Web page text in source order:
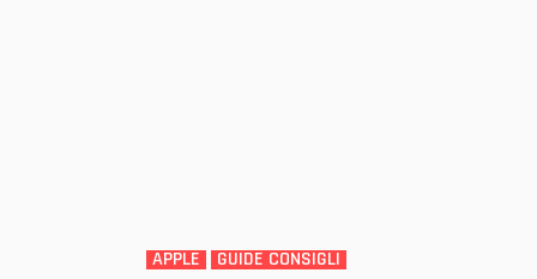
APPLE GUIDE CONSIGLI